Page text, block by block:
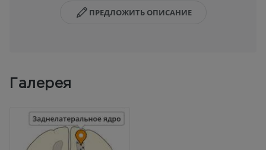
ПРЕДЛОЖИТЬ ОПИСАНИЕ
Галерея